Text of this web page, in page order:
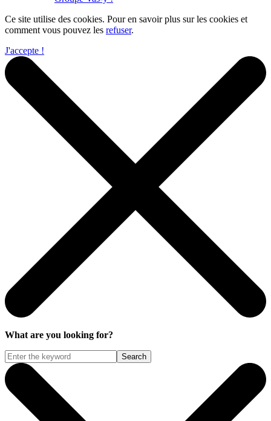
Ce site utilise des cookies. Pour en savoir plus sur les cookies et
comment vous pouvez les refuser.
J'accepte !
What are you looking for?
Search